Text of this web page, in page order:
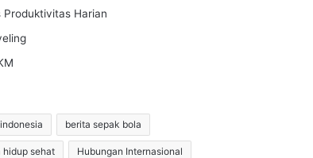
Produktivitas Harian
berita sepak bola
hidup sehat Hubungan Internasional